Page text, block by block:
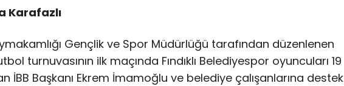
Karafazlı
Gençlik ve Spor Müdürlüğü tarafından düzenlenen
turnuvasının ilk maçında Fındıklı Belediyespor oyuncuları 19
İBB Başkanı Ekrem İmamoğlu ve belediye çalışanlarına destek